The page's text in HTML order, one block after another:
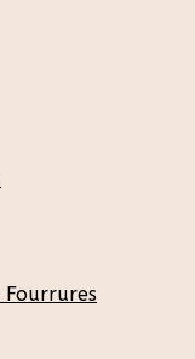
Fourrures